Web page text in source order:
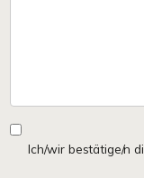
Ich/wir bestätige/n